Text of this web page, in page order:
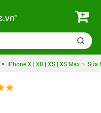
iPhone X | XR | XS | XS Max Sửa